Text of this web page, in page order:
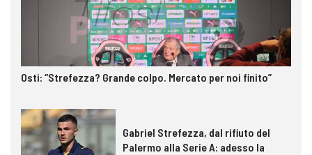
Osti: “Strefezza? Grande colpo. Mercato per noi finito”
Gabriel Strefezza, dal rifiuto del
Palermo alla Serie A: adesso la